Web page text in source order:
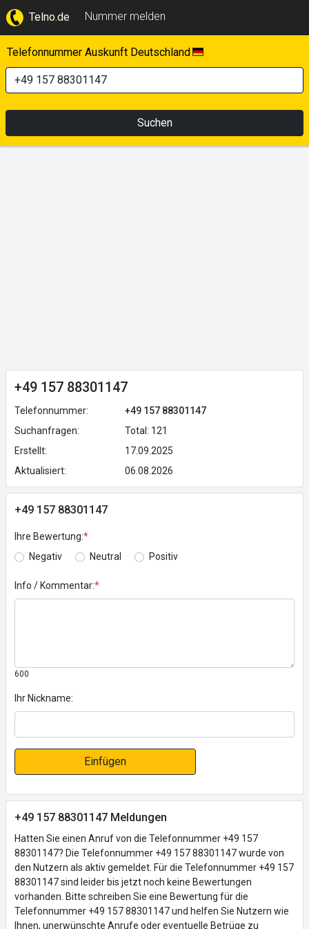
Telno.de Nummer melden
Telefonnummer Auskunft Deutschland
Suchen
+49 157 88301147
Telefonnummer:
+49 157 88301147
Suchanfragen:
Total: 121
Erstellt:
17.09.2025
Aktualisiert:
06.08.2026
+49 157 88301147
Ihre Bewertung:*
Negativ
Neutral Positiv
Info / Kommentar:*
600
Ihr Nickname:
Einfügen
+49 157 88301147 Meldungen
Hatten Sie einen Anruf von die Telefonnummer +49 157
88301147? Die Telefonnummer +49 157 88301147 wurde von
den Nutzern als aktiv gemeldet. Für die Telefonnummer +49 157
88301147 sind leider bis jetzt noch keine Bewertungen
vorhanden. Bitte schreiben Sie eine Bewertung für die
Telefonnummer +49 157 88301147 und helfen Sie Nutzern wie
Ihnen, unerwünschte Anrufe oder eventuelle Betrüge zu